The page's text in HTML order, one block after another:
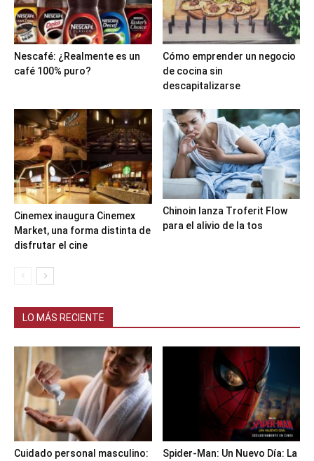
Nescafé: ¿Realmente es un
café 100% puro?
Cómo emprender un negocio
de cocina sin
descapitalizarse
Cinemex inaugura Cinemex
Market, una forma distinta de
disfrutar el cine
Chinoin lanza Troferit Flow
para el alivio de la tos
LO MÁS RECIENTE
Cuidado personal masculino:
Spider-Man: Un Nuevo Día: La